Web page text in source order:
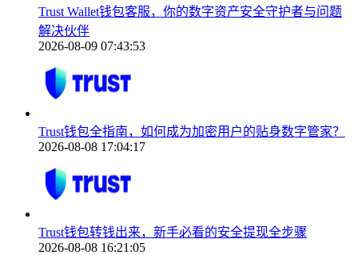
Trust Wallet钱包客服，你的数字资产安全守护者与问题
解决伙伴
2026-08-09 07:43:53
Trust钱包全指南，如何成为加密用户的贴身数字管家？
2026-08-08 17:04:17
Trust钱包转钱出来，新手必看的安全提现全步骤
2026-08-08 16:21:05